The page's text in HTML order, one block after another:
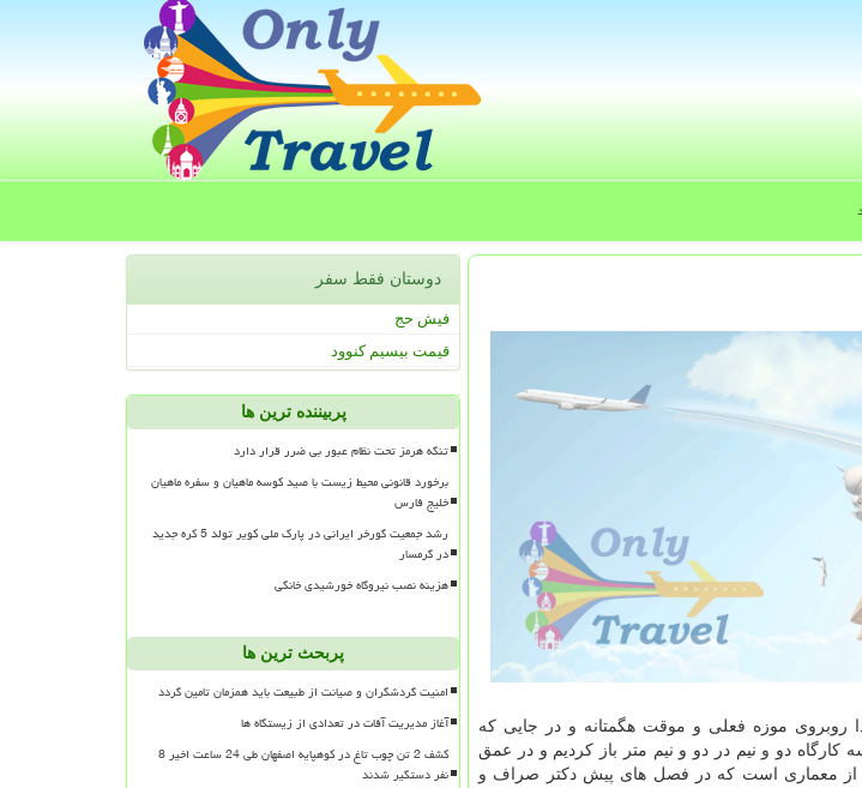
روبروی موزه فعلی و موقت هگمتانه و در جایی که
است، سه کارگاه دو و نیم در دو و نیم متر باز کردیم و در عمق
از معماری است که در فصل های پیش دکتر صراف و
دوستان فقط سفر
فیش حج
قیمت بیسیم کنوود
پربیننده ترین ها
تنگه هرمز تحت نظام عبور بی ضرر قرار دارد
برخورد قانونی محیط زیست با صید کوسه ماهیان و سفره ماهیان
خلیج فارس
رشد جمعیت گورخر ایرانی در پارک ملی کویر تولد 5 کره جدید
در گرمسار
هزینه نصب نیروگاه خورشیدی خانگی
پربحث ترین ها
امنیت گردشگران و صیانت از طبیعت باید همزمان تامین گردد
آغاز مدیریت آفات در تعدادی از زیستگاه ها
کشف 2 تن چوب تاغ در کوهپایه اصفهان طی 24 ساعت اخیر 8
نفر دستگیر شدند